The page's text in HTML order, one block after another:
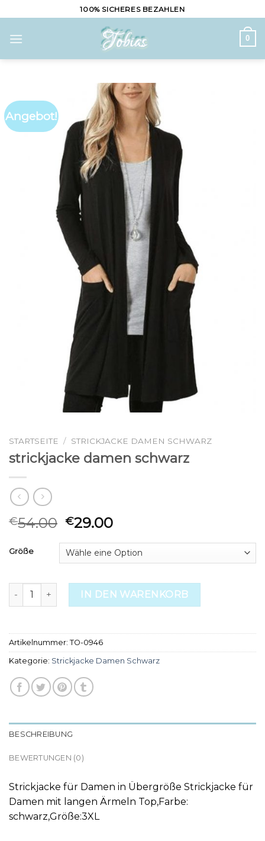
to
content
100% SICHERES BEZAHLEN
0
Angebot!
STARTSEITE / STRICKJACKE DAMEN SCHWARZ
strickjacke damen schwarz
€54.00 €29.00
Größe
strickjacke damen schwarz Menge
IN DEN WARENKORB
Artikelnummer: TO-0946
Kategorie: Strickjacke Damen Schwarz
BESCHREIBUNG
BEWERTUNGEN (0)
Strickjacke für Damen in Übergröße Strickjacke für
Damen mit langen Ärmeln Top,Farbe:
schwarz,Größe:3XL